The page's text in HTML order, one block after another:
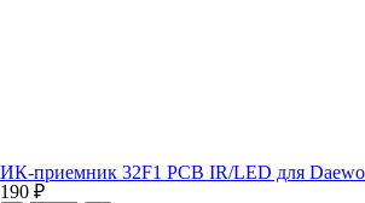
ИК-приемник 32F1 PCB IR/LED для
190 ₽